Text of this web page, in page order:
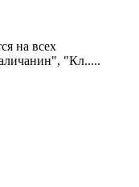
на всех
"Кл.....